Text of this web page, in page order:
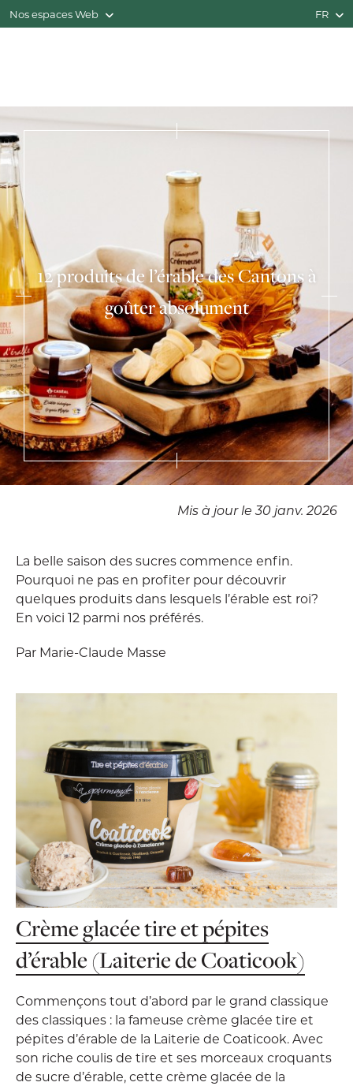
Nos espaces Web FR
12 produits de l’érable des Cantons à
goûter absolument
Mis à jour le 30 janv. 2026
La belle saison des sucres commence enfin.
Pourquoi ne pas en profiter pour découvrir
quelques produits dans lesquels l’érable est roi?
En voici 12 parmi nos préférés.
Par Marie-Claude Masse
Crème glacée tire et pépites
d’érable (Laiterie de Coaticook)
Commençons tout d’abord par le grand classique
des classiques : la fameuse crème glacée tire et
pépites d’érable de la Laiterie de Coaticook. Avec
son riche coulis de tire et ses morceaux croquants
de sucre d’érable, cette crème glacée de la